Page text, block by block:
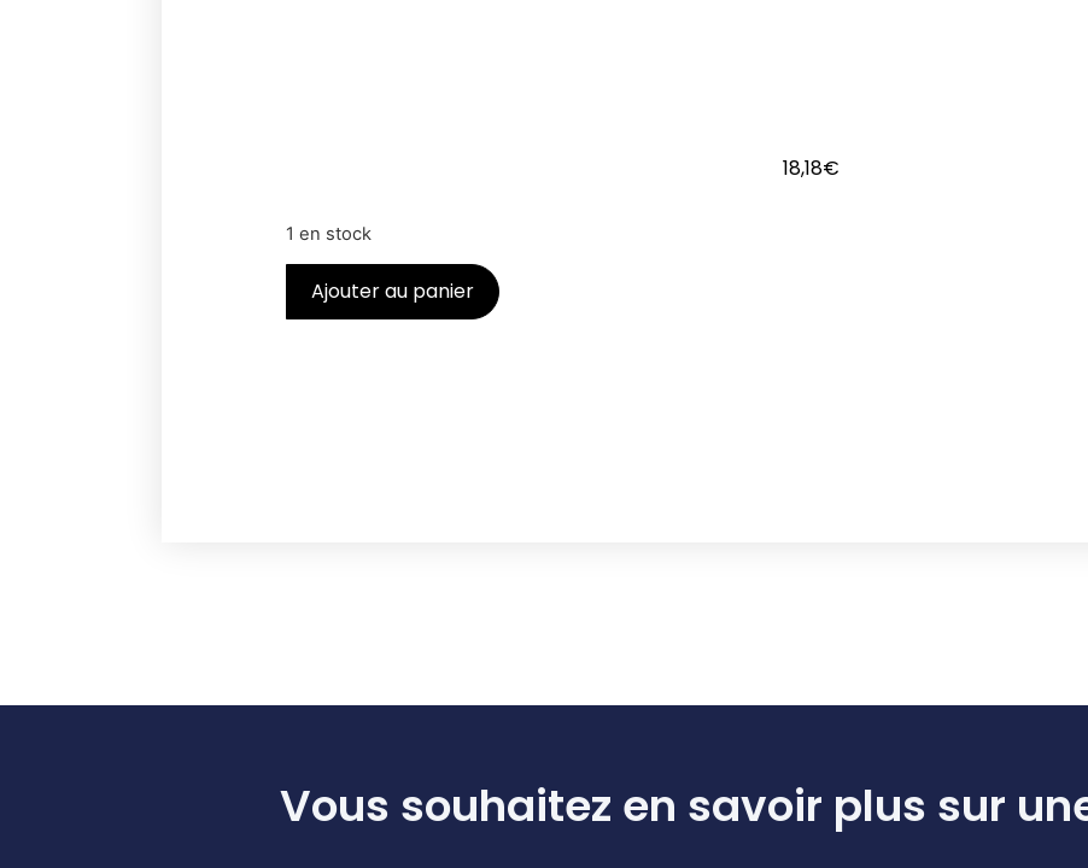
18,18€
1 en stock
Ajouter au panier
Vous souhaitez en savoir plus sur